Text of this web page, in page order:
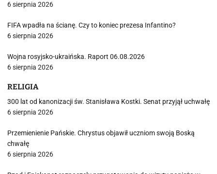
6 sierpnia 2026
FIFA wpadła na ścianę. Czy to koniec prezesa Infantino?
6 sierpnia 2026
Wojna rosyjsko-ukraińska. Raport 06.08.2026
6 sierpnia 2026
RELIGIA
300 lat od kanonizacji św. Stanisława Kostki. Senat przyjął uchwałę
6 sierpnia 2026
Przemienienie Pańskie. Chrystus objawił uczniom swoją Boską
chwałę
6 sierpnia 2026